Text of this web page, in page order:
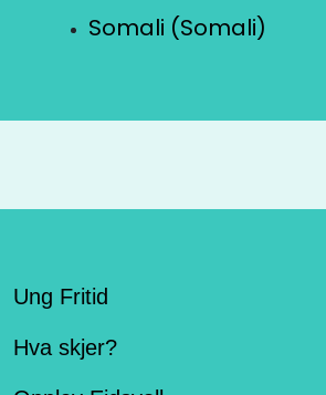
Somali (Somali)
Ung Fritid
Hva skjer?